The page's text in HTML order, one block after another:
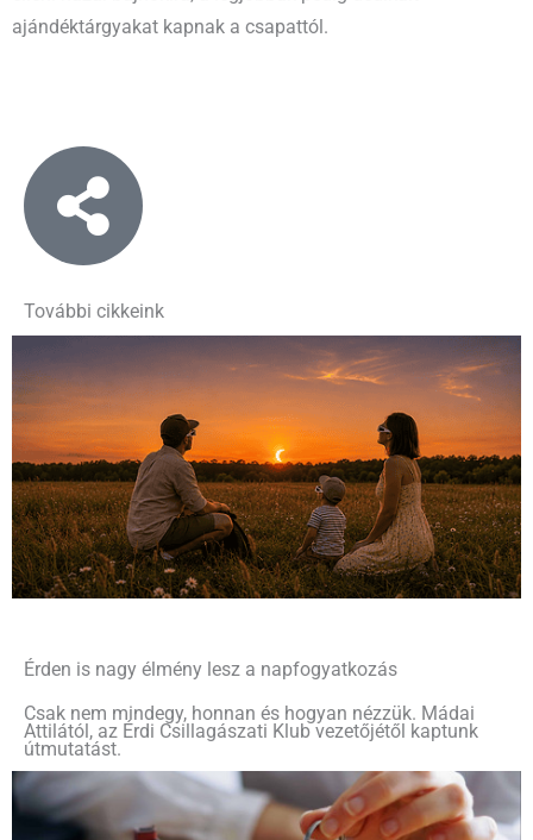
ajándéktárgyakat kapnak a csapattól.
További cikkeink
Érden is nagy élmény lesz a napfogyatkozás
Csak nem mindegy, honnan és hogyan nézzük. Mádai
Attilától, az Érdi Csillagászati Klub vezetőjétől kaptunk
útmutatást.